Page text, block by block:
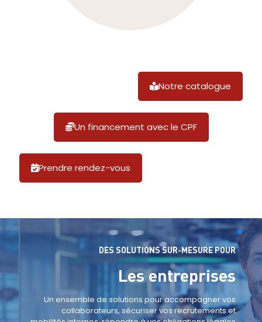
Notre catalogue
Un financement avec le CPF
Prendre rendez-vous
DES SOLUTIONS SUR-MESURE POUR
Les entreprises
Un ensemble de solutions pour accompagner vos
collaborateurs, sécuriser vos recrutements et